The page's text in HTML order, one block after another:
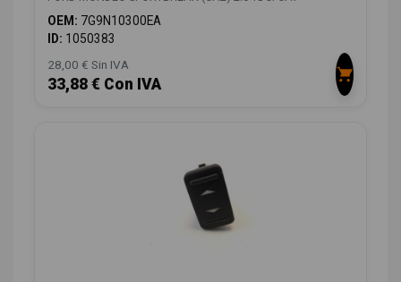
OEM: 7G9N10300EA
ID: 1050383
28,00 € Sin IVA
33,88 € Con IVA